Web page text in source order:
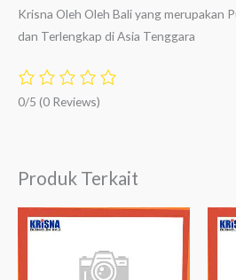
Krisna Oleh Oleh Bali yang merupakan
dan Terlengkap di Asia Tenggara
0/5 (0 Reviews)
Produk Terkait